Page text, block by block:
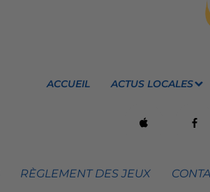
ACCUEIL ACTUS LOCALES
RÈGLEMENT DES JEUX